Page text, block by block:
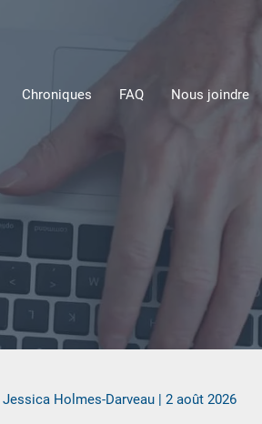
Chroniques FAQ Nous joindre
Jessica Holmes-Darveau 2 août 2026